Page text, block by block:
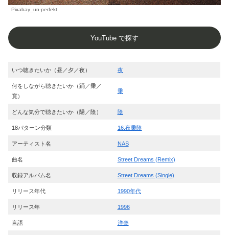
Pixabay_un-perfekt
YouTube で探す
いつ聴きたいか（昼／夕／夜） 夜
何をしながら聴きたいか（踊／乗／
寛）
乗
どんな気分で聴きたいか（陽／陰） 陰
18パターン分類 16.夜乗陰
アーティスト名 NAS
曲名 Street Dreams (Remix)
収録アルバム名 Street Dreams (Single)
リリース年代 1990年代
リリース年 1996
言語 洋楽